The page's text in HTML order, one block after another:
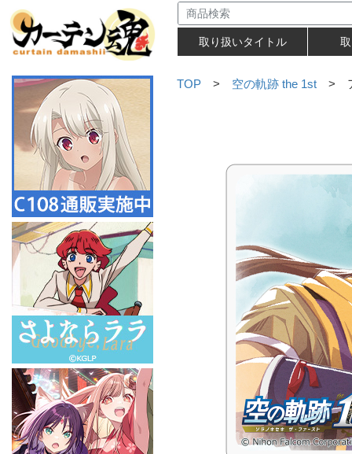
取り扱いタイトル
TOP > 空の軌跡 the 1st > ア